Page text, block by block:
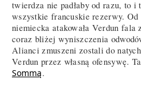
twierdza nie padłaby od razu, to i
wszystkie francuskie rezerwy. Od
niemiecka atakowała Verdun
coraz bliżej wyniszczenia
Alianci zmuszeni zostali do
Verdun przez własną ofensywę.
Sommą.